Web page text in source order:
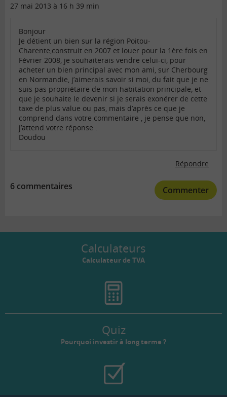
27 mai 2013 à 16 h 39 min
Bonjour
Je détient un bien sur la région Poitou-
Charente,construit en 2007 et louer pour la 1ère fois en
Février 2008, je souhaiterais vendre celui-ci, pour
acheter un bien principal avec mon ami, sur Cherbourg
en Normandie, j’aimerais savoir si moi, du fait que je ne
suis pas propriétaire de mon habitation principale, et
que je souhaite le devenir si je serais exonérer de cette
taxe de plus value ou pas, mais d’après ce que je
comprend dans votre commentaire , je pense que non,
j’attend votre réponse .
Doudou
Répondre
6 commentaires Commenter
Calculateurs
Calculateur de TVA
Quiz
Pourquoi investir à long terme ?